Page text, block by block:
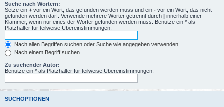
Suche nach Wörtern:
Setze ein + vor ein Wort, das gefunden werden muss und ein - vor ein Wort, das nicht
gefunden werden darf. Verwende mehrere Wörter getrennt durch | innerhalb einer
Klammer, wenn nur eines der Wörter gefunden werden muss. Benutze ein * als
Platzhalter für teilweise Übereinstimmungen.
Nach allen Begriffen suchen oder Suche wie angegeben verwenden
Nach einem Begriff suchen
Zu suchender Autor:
Benutze ein * als Platzhalter für teilweise Übereinstimmungen.
SUCHOPTIONEN